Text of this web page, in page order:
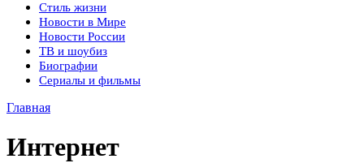
Стиль жизни
Новости в Мире
Новости России
ТВ и шоубиз
Биографии
Сериалы и фильмы
Главная
Интернет